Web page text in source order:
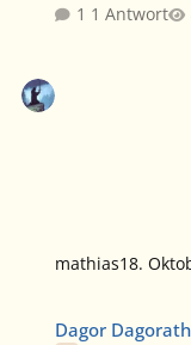
1 Antwort
mathias18.
Dagor Dagorath